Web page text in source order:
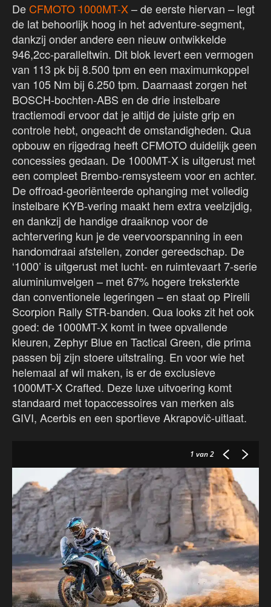
De CFMOTO 1000MT-X– de eerste hiervan – legt
de lat behoorlijk hoog in het adventure-segment,
dankzij onder andere een nieuw ontwikkelde
946,2cc-paralleltwin. Dit blok levert een vermogen
van 113 pk bij 8.500 tpm en een maximumkoppel
van 105 Nm bij 6.250 tpm. Daarnaast zorgen het
BOSCH-bochten-ABS en de drie instelbare
tractiemodi ervoor dat je altijd de juiste grip en
controle hebt, ongeacht de omstandigheden. Qua
opbouw en rijgedrag heeft CFMOTO duidelijk geen
concessies gedaan. De 1000MT-X is uitgerust met
een compleet Brembo-remsysteem voor en achter.
De offroad-georiënteerde ophanging met volledig
instelbare KYB-vering maakt hem extra veelzijdig,
en dankzij de handige draaiknop voor de
achtervering kun je de veervoorspanning in een
handomdraai afstellen, zonder gereedschap. De
‘1000’ is uitgerust met lucht- en ruimtevaart 7-serie
aluminiumvelgen – met 67% hogere treksterkte
dan conventionele legeringen – en staat op Pirelli
Scorpion Rally STR-banden. Qua looks zit het ook
goed: de 1000MT-X komt in twee opvallende
kleuren, Zephyr Blue en Tactical Green, die prima
passen bij zijn stoere uitstraling. En voor wie het
helemaal af wil maken, is er de exclusieve
1000MT-X Crafted. Deze luxe uitvoering komt
standaard met topaccessoires van merken als
GIVI, Acerbis en een sportieve Akrapovič-uitlaat.
1 van 2